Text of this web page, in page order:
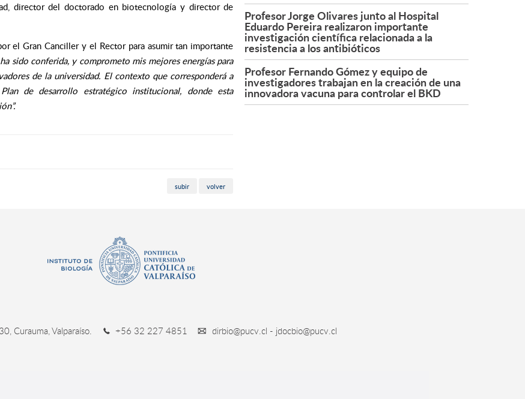
director del doctorado en biotecnología y director de
el Gran Canciller y el Rector para asumir tan importante
sido conferida, y comprometo mis mejores energías para
de la universidad. El contexto que corresponderá a
de desarrollo estratégico institucional, donde esta
subir volver
Profesor Jorge Olivares junto al Hospital
Eduardo Pereira realizaron importante
investigación científica relacionada a la
resistencia a los antibióticos
Profesor Fernando Gómez y equipo de
investigadores trabajan en la creación de una
innovadora vacuna para controlar el BKD
Curauma, Valparaíso. +56 32 227 4851 dirbio@pucv.cl - jdocbio@pucv.cl